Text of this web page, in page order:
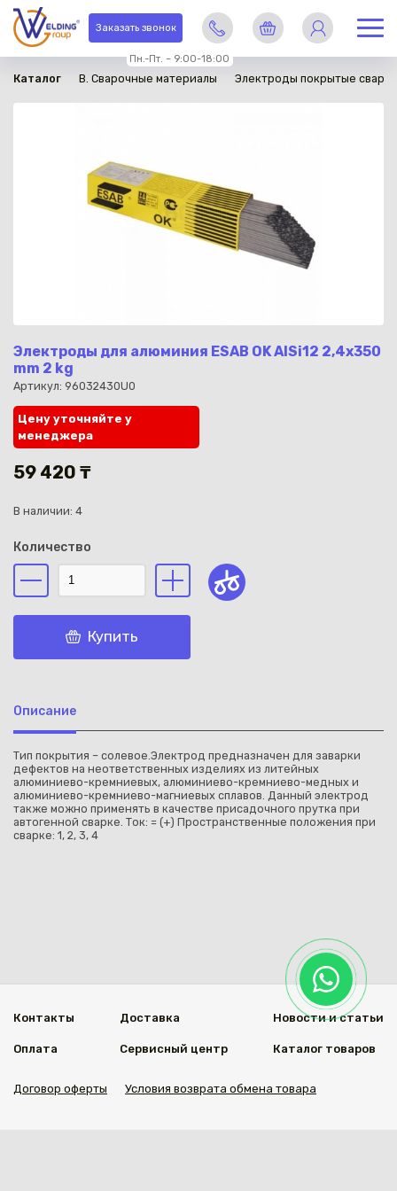
Заказать звонок
Пн.-Пт. – 9:00-18:00
Каталог B. Сварочные материалы Электроды покрытые
Электроды для алюминия ESAB OK AlSi12 2,4x350
mm 2 kg
Артикул: 96032430U0
в наличии
Цену уточняйте у
менеджера
59 420 ₸
В наличии: 4
Количество
Купить
Описание
Тип покрытия – солевое.Электрод предназначен для заварки
дефектов на неответственных изделиях из литейных
алюминиево-кремниевых, алюминиево-кремниево-медных и
алюминиево-кремниево-магниевых сплавов. Данный электрод
также можно применять в качестве присадочного прутка при
автогенной сварке. Ток: = (+) Пространственные положения при
сварке: 1, 2, 3, 4
Контакты
Оплата
Доставка
Сервисный центр
Новости и статьи
Каталог товаров
Договор оферты Условия возврата обмена товара